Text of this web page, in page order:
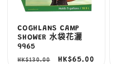
COGHLANS CAMP
SHOWER 水袋花灑
9965
定
HK$130.00
售
HK$65.00